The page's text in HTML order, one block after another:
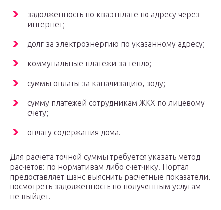
задолженность по квартплате по адресу через
интернет;
долг за электроэнергию по указанному адресу;
коммунальные платежи за тепло;
суммы оплаты за канализацию, воду;
сумму платежей сотрудникам ЖКХ по лицевому
счету;
оплату содержания дома.
Для расчета точной суммы требуется указать метод
расчетов: по нормативам либо счетчику. Портал
предоставляет шанс выяснить расчетные показатели,
посмотреть задолженность по полученным услугам
не выйдет.